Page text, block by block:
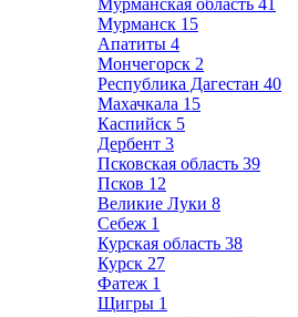
Мурманская область 41
Мурманск 15
Апатиты 4
Мончегорск 2
Республика Дагестан 40
Махачкала 15
Каспийск 5
Дербент 3
Псковская область 39
Псков 12
Великие Луки 8
Себеж 1
Курская область 38
Курск 27
Фатеж 1
Щигры 1